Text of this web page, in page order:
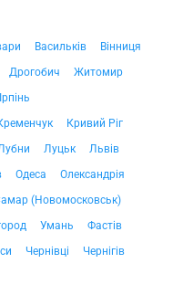
Васильків
Вінниця
Дрогобич
Житомир
Ірпінь
Кривий Ріг
Луцьк
Львів
Одеса
Олександрія
(Новомосковськ)
Умань
Фастів
Чернівці
Чернігів